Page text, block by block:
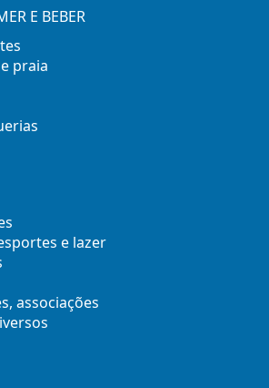
E BEBER
praia
e lazer
associações